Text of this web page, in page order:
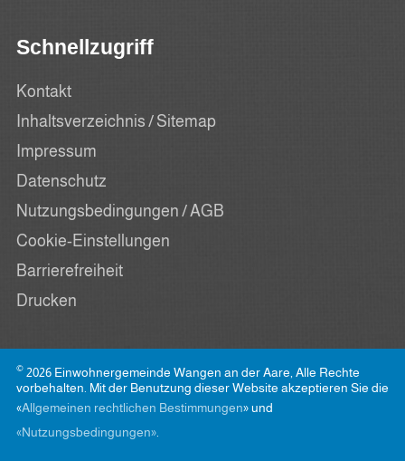
Schnellzugriff
Kontakt
Inhaltsverzeichnis / Sitemap
Impressum
Datenschutz
Nutzungsbedingungen / AGB
Cookie-Einstellungen
Barrierefreiheit
Drucken
© 2026 Einwohnergemeinde Wangen an der Aare, Alle Rechte
vorbehalten. Mit der Benutzung dieser Website akzeptieren Sie die
«Allgemeinen rechtlichen Bestimmungen» und
«Nutzungsbedingungen».